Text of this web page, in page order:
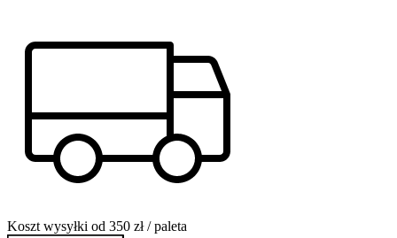
Koszt wysyłki od 350 zł / paleta